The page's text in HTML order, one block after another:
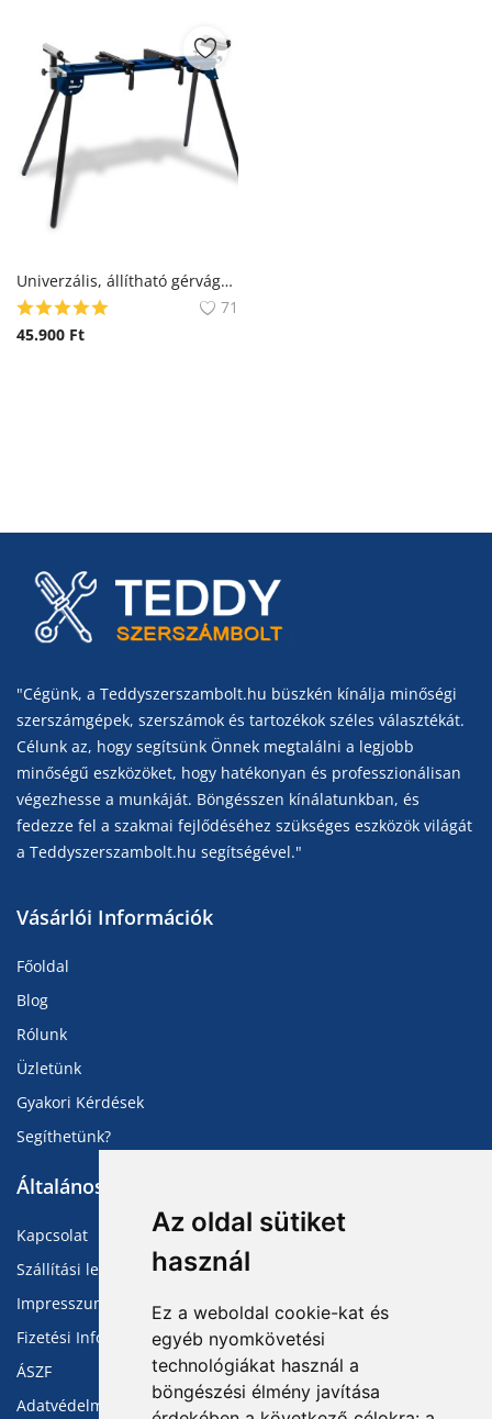
Az oldal sütiket
használ
Ez a weboldal cookie-kat és
egyéb nyomkövetési
technológiákat használ a
böngészési élmény javítása
Univerzális, állítható gérvágó fűrész asztal DEDRA N113, maximális terhelés 150 kg
71
45.900 Ft
"Cégünk, a Teddyszerszambolt.hu büszkén kínálja minőségi
szerszámgépek, szerszámok és tartozékok széles választékát.
Célunk az, hogy segítsünk Önnek megtalálni a legjobb
minőségű eszközöket, hogy hatékonyan és professzionálisan
végezhesse a munkáját. Böngésszen kínálatunkban, és
fedezze fel a szakmai fejlődéséhez szükséges eszközök világát
a Teddyszerszambolt.hu segítségével."
Vásárlói Információk
Főoldal
Blog
Rólunk
Üzletünk
Gyakori Kérdések
Segíthetünk?
Általános Információk
Kapcsolat
Szállítási lehetőségek
Impresszum
Fizetési Információk
ÁSZF
Adatvédelmi Tájékoztató